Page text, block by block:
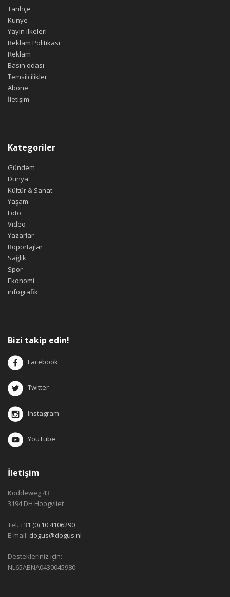
Tarihçe
Künye
Yayın ilkeleri
Reklam Politikası
Reklam
Basın odası
Temsilcilikler
Abone
İletişim
Kategoriler
Gündem
Dünya
Kültür & Sanat
Yaşam
Foto
Video
Yazarlar
Röportajlar
Sağlık
Spor
Ekonomi
infografik
Bizi takip edin!
Facebook
Twitter
Instagram
YouTube
İletişim
Koddeweg 43
3194 DH Hoogvliet
Tel. +31 (0) 10 4106290
E-mail: dogus@dogus.nl
Destekleriniz için:
NL65ABNA0430045980